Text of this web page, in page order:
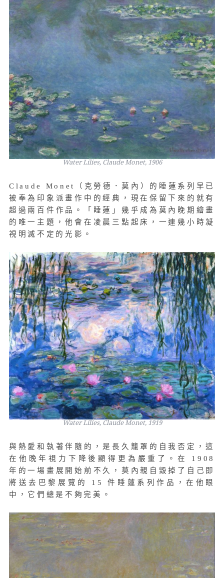
Water Lilies, Claude Monet, 1906
Claude Monet（克勞德．莫內）的睡蓮系列早已
被奉為印象派畫作中的經典，現在保留下來的就有
超過兩百件作品。「睡蓮」幾乎成為莫內晚期繪畫
的唯一主題，他會在凌晨三點起床，一連幾小時凝
視明滅不定的光影。
Water Lilies, Claude Monet, 1919
與熱愛和執著伴隨的，是長久籠罩的自我否定，這
在他晚年視力下降後顯得更為嚴重了。在 1908
年的一場畫展開始前不久，莫內親自毀掉了自己即
將送去巴黎展覽的 15 件睡蓮系列作品，在他眼
中，它們總是不夠完美。